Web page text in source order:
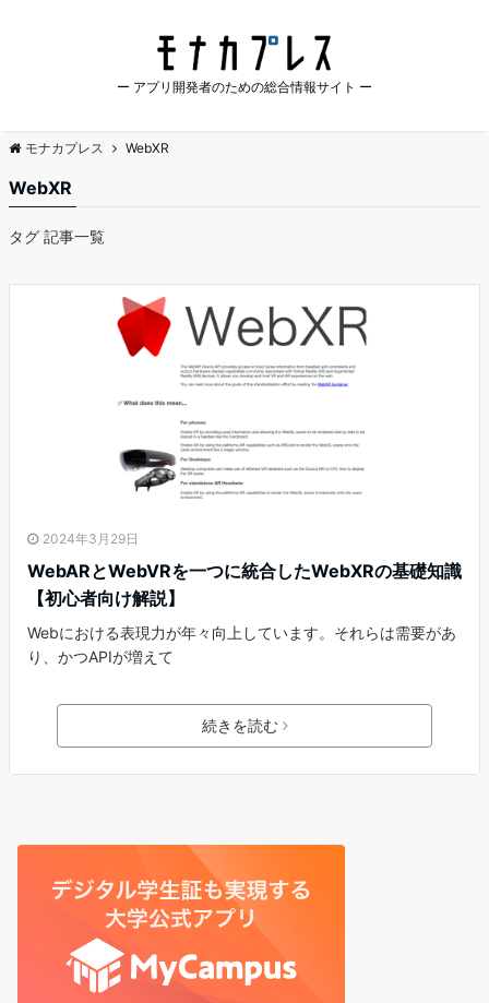
ー アプリ開発者のための総合情報サイト ー
モナカプレス WebXR
WebXR
タグ 記事一覧
2024年3月29日
WebARとWebVRを一つに統合したWebXRの基礎知識
【初心者向け解説】
Webにおける表現力が年々向上しています。それらは需要があ
り、かつAPIが増えて
続きを読む